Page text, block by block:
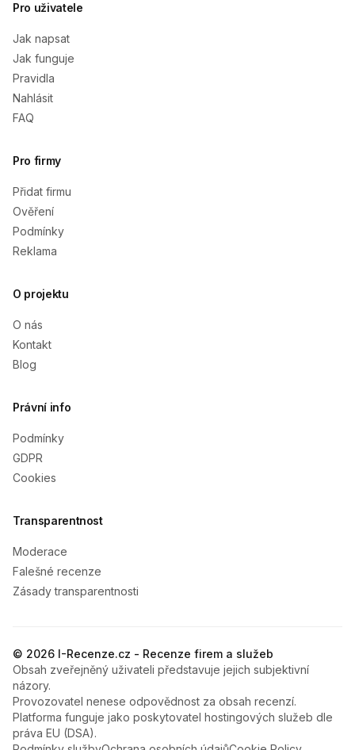
Pro uživatele
Jak napsat
Jak funguje
Pravidla
Nahlásit
FAQ
Pro firmy
Přidat firmu
Ověření
Podmínky
Reklama
O projektu
O nás
Kontakt
Blog
Právní info
Podmínky
GDPR
Cookies
Transparentnost
Moderace
Falešné recenze
Zásady transparentnosti
© 2026 I-Recenze.cz - Recenze firem a služeb
Obsah zveřejněný uživateli představuje jejich subjektivní
názory.
Provozovatel nenese odpovědnost za obsah recenzí.
Platforma funguje jako poskytovatel hostingových služeb dle
práva EU (DSA).